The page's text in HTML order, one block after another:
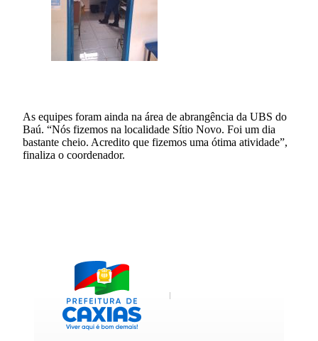
As equipes foram ainda na área de abrangência da UBS do
Baú. “Nós fizemos na localidade Sítio Novo. Foi um dia
bastante cheio. Acredito que fizemos uma ótima atividade”,
finaliza o coordenador.